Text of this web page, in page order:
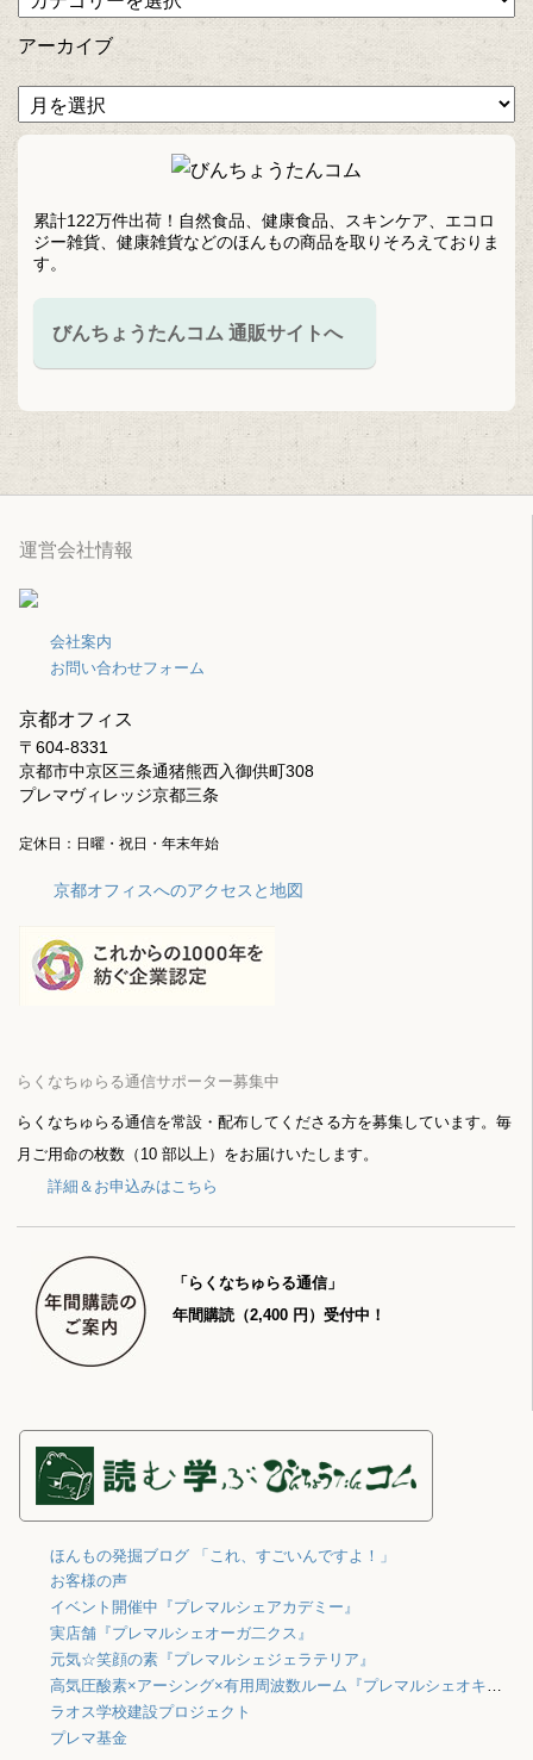
アーカイブ
累計122万件出荷！自然食品、健康食品、スキンケア、エコロ
ジー雑貨、健康雑貨などのほんもの商品を取りそろえておりま
す。
びんちょうたんコム 通販サイトへ
運営会社情報
会社案内
お問い合わせフォーム
京都オフィス
〒604-8331
京都市中京区三条通猪熊西入御供町308
プレマヴィレッジ京都三条
定休日：日曜・祝日・年末年始
京都オフィスへのアクセスと地図
らくなちゅらる通信サポーター募集中
らくなちゅらる通信を常設・配布してくださる方を募集しています。毎
月ご用命の枚数（10 部以上）をお届けいたします。
詳細＆お申込みはこちら
「らくなちゅらる通信」
年間購読（2,400 円）受付中！
ほんもの発掘ブログ 「これ、すごいんですよ！」
お客様の声
イベント開催中『プレマルシェアカデミー』
実店舗『プレマルシェオーガ二クス』
元気☆笑顔の素『プレマルシェジェラテリア』
高気圧酸素×アーシング×有用周波数ルーム『プレマルシェオキシジェン』
ラオス学校建設プロジェクト
プレマ基金